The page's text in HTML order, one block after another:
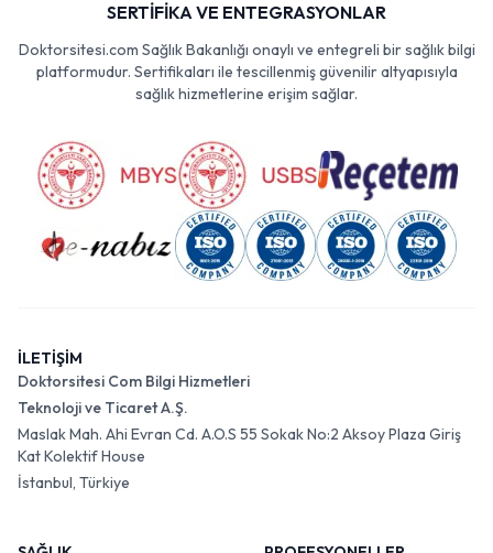
SERTİFİKA VE ENTEGRASYONLAR
Doktorsitesi.com Sağlık Bakanlığı onaylı ve entegreli bir sağlık bilgi
platformudur. Sertifikaları ile tescillenmiş güvenilir altyapısıyla
sağlık hizmetlerine erişim sağlar.
İLETİŞİM
Doktorsitesi Com Bilgi Hizmetleri
Teknoloji ve Ticaret A.Ş.
Maslak Mah. Ahi Evran Cd. A.O.S 55 Sokak No:2 Aksoy Plaza Giriş
Kat Kolektif House
İstanbul, Türkiye